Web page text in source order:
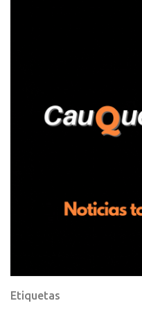
trabajadores, el edil
confrontación, la habría
suelo y agredido con golpes
Etiquetas